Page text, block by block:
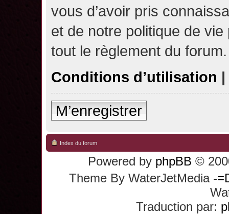
vous d’avoir pris
et de notre politique de
tout le règlement du forum.
Conditions d’utilisation |
M’enregistrer
Index du forum
Powered by phpBB ©
Theme By WaterJetMedia -
Traduction par: